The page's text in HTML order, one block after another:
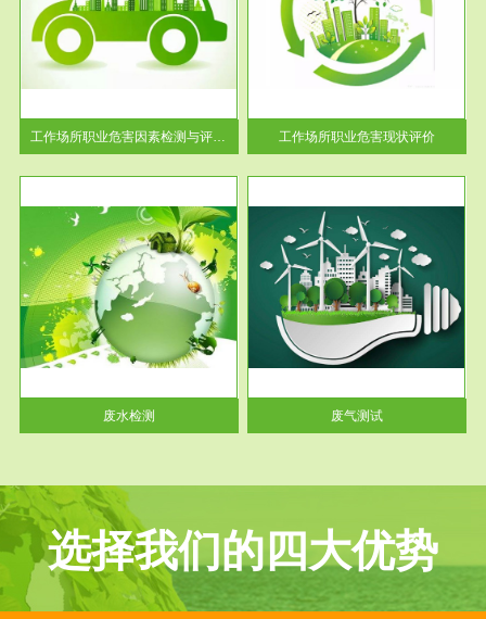
工作场所职业危害因素检测与评价...
工作场所职业危害现状评价
【现状评价意义】：具体因素---
-通过质谱分析等多种手段明确
工作场...
工作场所职业危害现状评价
废水检测
服务范围
废气测试
检测范围工业废气检测包括有机
废气和无机废气。有机废气主要
包括...
废气测试
选择我们的四大优势